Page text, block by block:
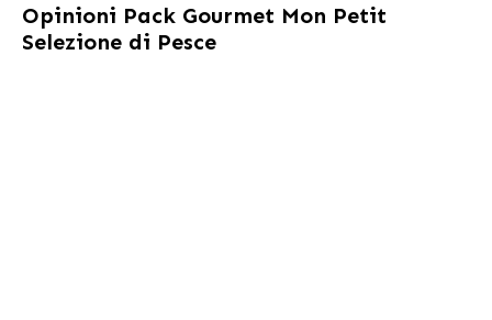
Opinioni Pack Gourmet Mon Petit
Selezione di Pesce